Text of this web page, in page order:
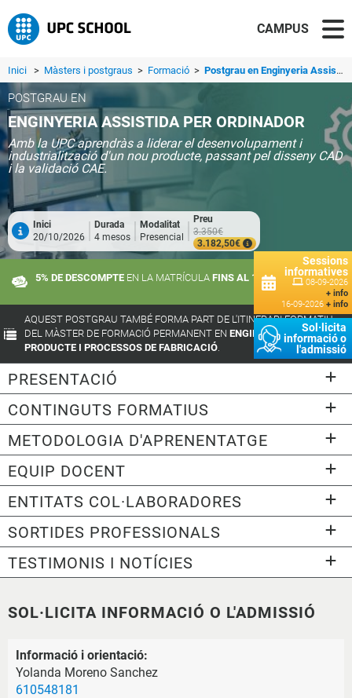
CAMPUS
Inici > Màsters i postgraus > Formació > Postgrau en Enginyeria Assistida per Ordinador
Sessions
informatives
08-09-2026
+ info
16-09-2026 + info
Sol·licita
informació o
l'admissió
POSTGRAU EN
ENGINYERIA ASSISTIDA PER ORDINADOR
Amb la UPC aprendràs a liderar el desenvolupament i
industrialització d'un nou producte, passant pel disseny CAD
i la validació CAE.
Inici
20/10/2026
Durada
4 mesos
Modalitat
Presencial
Preu
3.350€
3.182,50€
5% DE DESCOMPTE EN LA MATRÍCULA FINS AL 10 DE SETEMBRE
AQUEST POSTGRAU TAMBÉ FORMA PART DE L'ITINERARI FORMATIU
DEL MÀSTER DE FORMACIÓ PERMANENT EN ENGINYERIA DE
PRODUCTE I PROCESSOS DE FABRICACIÓ.
PRESENTACIÓ
CONTINGUTS FORMATIUS
METODOLOGIA D'APRENENTATGE
EQUIP DOCENT
ENTITATS COL·LABORADORES
SORTIDES PROFESSIONALS
TESTIMONIS I NOTÍCIES
SOL·LICITA INFORMACIÓ O L'ADMISSIÓ
Informació i orientació:
Yolanda Moreno Sanchez
610548181